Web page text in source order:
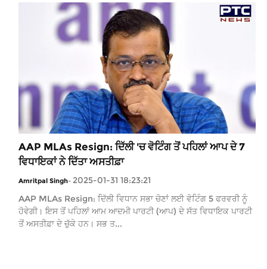
AAP MLAs Resign: ਦਿੱਲੀ 'ਚ ਵੋਟਿੰਗ ਤੋਂ ਪਹਿਲਾਂ ਆਪ ਦੇ 7
ਵਿਧਾਇਕਾਂ ਨੇ ਦਿੱਤਾ ਅਸਤੀਫ਼ਾ
Amritpal Singh- 2025-01-31 18:23:21
AAP MLAs Resign: ਦਿੱਲੀ ਵਿਧਾਨ ਸਭਾ ਚੋਣਾਂ ਲਈ ਵੋਟਿੰਗ 5 ਫਰਵਰੀ ਨੂੰ
ਹੋਵੇਗੀ। ਇਸ ਤੋਂ ਪਹਿਲਾਂ ਆਮ ਆਦਮੀ ਪਾਰਟੀ (ਆਪ) ਦੇ ਸੱਤ ਵਿਧਾਇਕ ਪਾਰਟੀ
ਤੋਂ ਅਸਤੀਫ਼ਾ ਦੇ ਚੁੱਕੇ ਹਨ। ਸਭ ਤ...